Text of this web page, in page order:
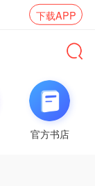
下载APP
官方书店